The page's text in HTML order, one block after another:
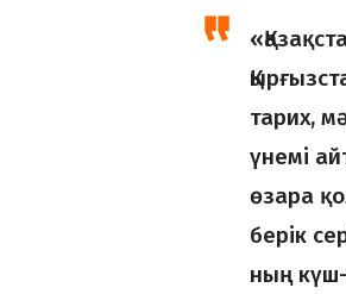
тарих,
үнемі
өзара
берік
ның